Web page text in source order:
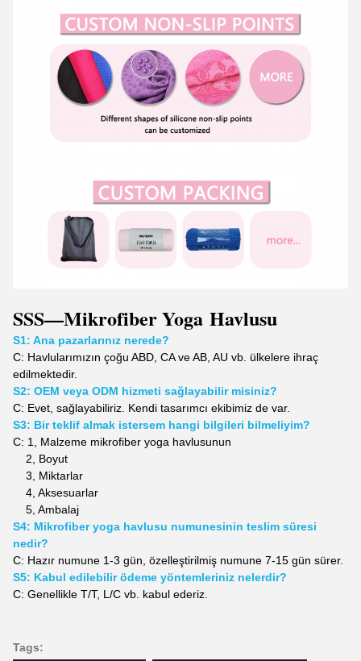
SSS—Mikrofiber Yoga Havlusu
S1: Ana pazarlarınız nerede?
C: Havlularımızın çoğu ABD, CA ve AB, AU vb. ülkelere ihraç
edilmektedir.
S2: OEM veya ODM hizmeti sağlayabilir misiniz?
C: Evet, sağlayabiliriz. Kendi tasarımcı ekibimiz de var.
S3: Bir teklif almak istersem hangi bilgileri bilmeliyim?
C: 1, Malzeme mikrofiber yoga havlusunun
2, Boyut
3, Miktarlar
4, Aksesuarlar
5, Ambalaj
S4: Mikrofiber yoga havlusu numunesinin teslim süresi
nedir?
C: Hazır numune 1-3 gün, özelleştirilmiş numune 7-15 gün sürer.
S5: Kabul edilebilir ödeme yöntemleriniz nelerdir?
C: Genellikle T/T, L/C vb. kabul ederiz.
Tags: